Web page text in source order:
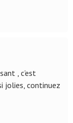
, c’est
jolies, continuez